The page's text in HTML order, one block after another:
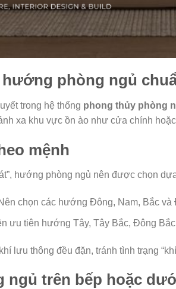
phòng ngủ
trong hệ thống phong thủy phòng
xa khu vực ồn ào như cửa chính
mệnh
hướng phòng ngủ nên được chọn
chọn các hướng Đông, Nam, Bắc và
ưu tiên hướng Tây, Tây Bắc, Đông
lưu thông đều đặn, tránh tình trạng
ngủ trên bếp hoặc